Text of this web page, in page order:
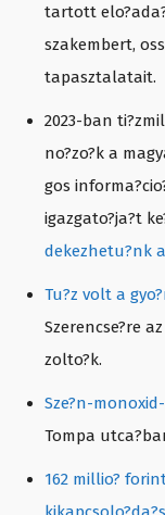
tartott
szakembert,
tapasztalatait.
2023-ban
no?zo?k a
gos
igazgato?ja?t
dekezhetu?nk
Tu?z volt a
Szerencse?re
zolto?k.
Sze?n-
Tompa
162 millio?